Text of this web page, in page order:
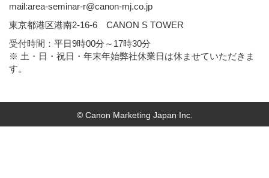
mail:area-seminar-r@canon-mj.co.jp
東京都港区港南2-16-6 CANON S TOWER
受付時間：平日9時00分～17時30分
※ 土・日・祝日・年末年始弊社休業日は休ませていただきま
す。
© Canon Marketing Japan Inc.